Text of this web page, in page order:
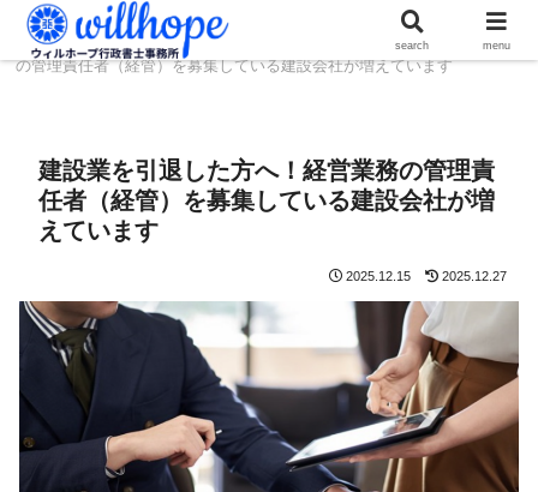
ホーム 人材コラム
建設業を引退した方へ！経営業務
の管理責任者（経管）を募集している建設会社が増えています
建設業を引退した方へ！経営業務の管理責
任者（経管）を募集している建設会社が増
えています
2025.12.15 2025.12.27
search menu